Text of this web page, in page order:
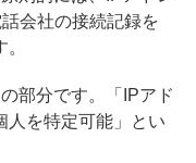
会社の接続記録を
部分です。「IPアド
人を特定可能」とい